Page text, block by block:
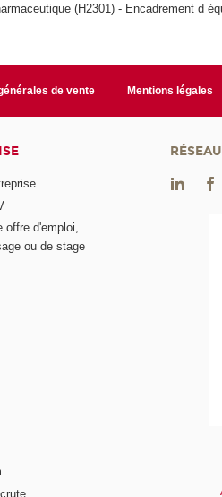
(H2301) - Encadrement d
de vente Mentions légales
offre d'emploi,
ou de stage